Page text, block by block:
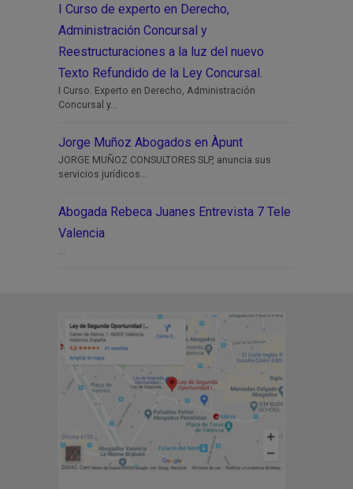
I Curso de experto en Derecho,
Administración Concursal y
Reestructuraciones a la luz del nuevo
Texto Refundido de la Ley Concursal.
I Curso. Experto en Derecho, Administración
Concursal y...
Jorge Muñoz Abogados en Àpunt
JORGE MUÑOZ CONSULTORES SLP, anuncia sus
servicios jurídicos...
Abogada Rebeca Juanes Entrevista 7 Tele
Valencia
...